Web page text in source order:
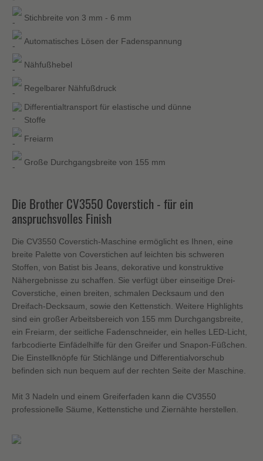
Stichbreite von 3 mm - 6 mm
Automatisches Lösen der Fadenspannung
Nähfußhebel
Regelbarer Nähfußdruck
Differentialtransport für elastische und dünne
Stoffe
Freiarm
Große Durchgangsbreite von 155 mm
Die Brother CV3550 Coverstich - für ein
anspruchsvolles Finish
Die CV3550 Coverstich-Maschine ermöglicht es Ihnen, eine
breite Palette von Coverstichen auf leichten bis schweren
Stoffen, von Batist bis Jeans, dekorative und konstruktive
Nähergebnisse zu schaffen. Sie verfügt über einseitige Drei-
Coverstiche, einen breiten, schmalen Decksaum und den
Dreifach-Decksaum, sowie den Kettenstich. Weitere Highlights
sind ein großer Arbeitsbereich von 155 mm Durchgangsbreite,
ein Freiarm, der seitliche Fadenschneider, ein helles LED-Licht,
farbcodierte Einfädelhilfe für den Greifer und Snapon-Füßchen.
Die Einstellknöpfe für Stichlänge und Differentialvorschub
befinden sich nun bequem auf der rechten Seite der Maschine.
Mit 3 Nadeln und einem Greiferfaden kann die CV3550
professionelle Säume, Kettenstiche und Ziernähte herstellen.